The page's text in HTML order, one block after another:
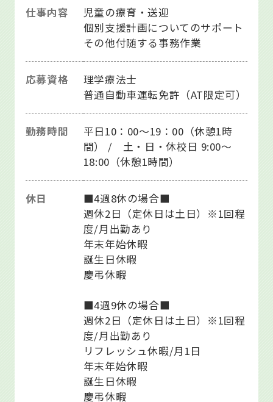
仕事内容
児童の療育・送迎
個別支援計画についてのサポート
その他付随する事務作業
応募資格
理学療法士
普通自動車運転免許（AT限定可）
勤務時間
平日10：00～19：00（休憩1時
間） / 土・日・休校日 9:00～
18:00（休憩1時間）
休日
■4週8休の場合■
週休2日（定休日は土日）※1回程
度/月出勤あり
年末年始休暇
誕生日休暇
慶弔休暇
■4週9休の場合■
週休2日（定休日は土日）※1回程
度/月出勤あり
リフレッシュ休暇/月1日
年末年始休暇
誕生日休暇
慶弔休暇